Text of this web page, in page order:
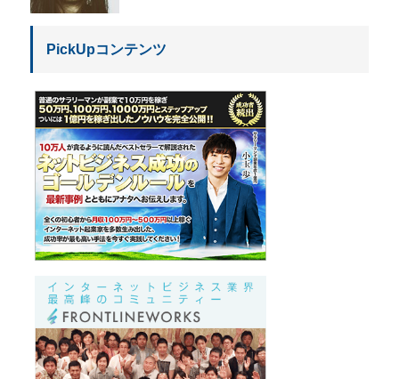
PickUpコンテンツ